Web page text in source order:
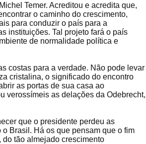
Temer. Acreditou e acredita que,
o caminho do crescimento,
para conduzir o país para a
instituições. Tal projeto fará o país
de normalidade política e
costas para a verdade. Não pode levar
cristalina, o significado do encontro
as portas de sua casa ao
verossímeis as delações da Odebrecht,
que o presidente perdeu as
Brasil. Há os que pensam que o fim
tão almejado crescimento